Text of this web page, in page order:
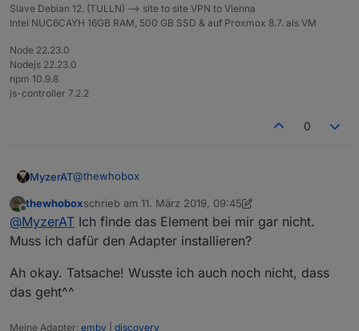
Slave Debian 12. (TULLN) --> site to site VPN to Vienna
Intel NUC6CAYH 16GB RAM, 500 GB SSD & auf Proxmox 8.7. als VM
Node 22.23.0
Nodejs 22.23.0
npm 10.9.8
js-controller 7.2.2
0
MyzerAT@thewhobox
ja das hier
gibt es für pushover noch andere ?
Offline
thewhoboxschrieb am 11. März 2019, 09:45
zuletzt editiert von thewhobox3. Nov. 2019, 10:50
@MyzerAT Ich finde das Element bei mir gar nicht.
Muss ich dafür den Adapter installieren?
Ah okay. Tatsache! Wusste ich auch noch nicht, dass
das geht^^
Meine Adapter: emby
discovery